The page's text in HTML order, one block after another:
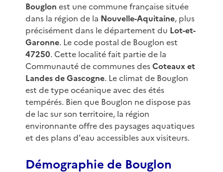
Bouglon est une commune française située
dans la région de la Nouvelle-Aquitaine, plus
précisément dans le département du Lot-et-
Garonne. Le code postal de Bouglon est
47250. Cette localité fait partie de la
Communauté de communes desCoteaux et
Landes de Gascogne. Le climat de Bouglon
est de type océanique avec des étés
tempérés. Bien que Bouglon ne dispose pas
de lac sur son territoire, la région
environnante offre des paysages aquatiques
et des plans d'eau accessibles aux visiteurs.
Démographie de Bouglon